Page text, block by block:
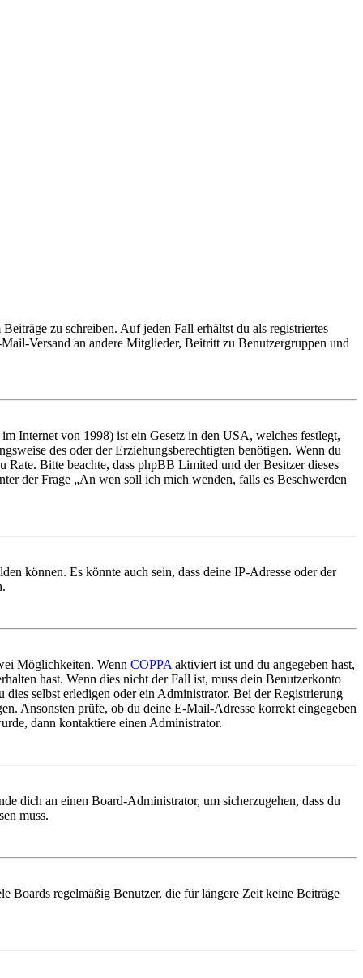
zu schreiben. Auf jeden Fall erhältst du als registriertes
Versand an andere Mitglieder, Beitritt zu Benutzergruppen und
Internet von 1998) ist ein Gesetz in den USA, welches festlegt,
des oder der Erziehungsberechtigten benötigen. Wenn du
Bitte beachte, dass phpBB Limited und der Besitzer dieses
der Frage „An wen soll ich mich wenden, falls es Beschwerden
können. Es könnte auch sein, dass deine IP-Adresse oder der
Möglichkeiten. Wenn COPPA aktiviert ist und du angegeben hast,
hast. Wenn dies nicht der Fall ist, muss dein Benutzerkonto
selbst erledigen oder ein Administrator. Bei der Registrierung
Ansonsten prüfe, ob du deine E-Mail-Adresse korrekt eingegeben
dann kontaktiere einen Administrator.
dich an einen Board-Administrator, um sicherzugehen, dass du
muss.
Boards regelmäßig Benutzer, die für längere Zeit keine Beiträge